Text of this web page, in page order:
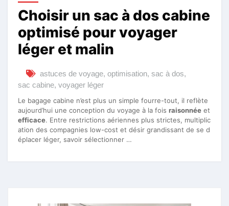
Choisir un sac à dos cabine
optimisé pour voyager
léger et malin
astuces de voyage, optimisation, sac à dos,
sac cabine, voyager léger
Le bagage cabine n’est plus un simple fourre-tout, il reflète
aujourd’hui une conception du voyage à la fois raisonnée et
efficace. Entre restrictions aériennes plus strictes, multiplic
ation des compagnies low-cost et désir grandissant de se d
éplacer léger, savoir sélectionner …